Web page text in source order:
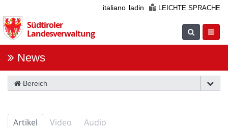
Sie
die
Navigation
italiano ladin LEICHTE SPRACHE
Südtiroler
Landesverwaltung
Suche
News
Bereich
Artikel Video Audio